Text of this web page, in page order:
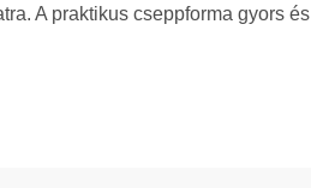
A praktikus cseppforma gyors és